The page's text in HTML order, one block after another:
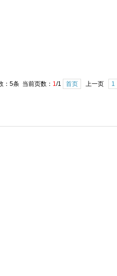
：5条 当前页数： 1/1 首页 上一页 1